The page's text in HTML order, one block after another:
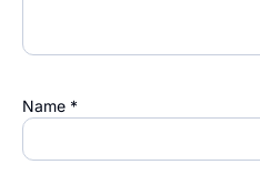
Name *